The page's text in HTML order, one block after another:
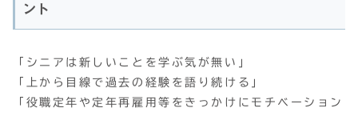
ント
「シニアは新しいことを学ぶ気が無い」
「上から目線で過去の経験を語り続ける」
「役職定年や定年再雇用等をきっかけにモチベーション